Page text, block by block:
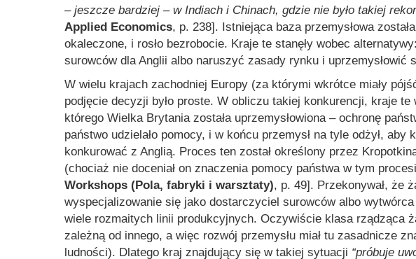
– jeszcze bardziej – w Indiach i Chinach, gdzie nie było takiej
Applied Economics, p. 238]. Istniejąca baza przemysłowa
okaleczone, i rosło bezrobocie. Kraje te stanęły wobec
surowców dla Anglii albo naruszyć zasady rynku i uprzemysłowić
W wielu krajach zachodniej Europy (za którymi wkrótce miały
podjęcie decyzji było proste. W obliczu takiej konkurencji, kraje
którego Wielka Brytania została uprzemysłowiona – ochronę
państwo udzielało pomocy, i w końcu przemysł na tyle odżył, aby
konkurować z Anglią. Proces ten został określony przez
(chociaż nie doceniał on znaczenia pomocy państwa w tym
Workshops (Pola, fabryki i warsztaty), p. 49]. Przekonywał, że
wyspecjalizowanie się jako dostarczyciel surowców albo
wiele rozmaitych linii produkcyjnych. Oczywiście klasa rządząca
zależną od innego, a więc rozwój przemysłu miał tu zasadnicze
ludności). Dlatego kraj znajdujący się w takiej sytuacji “próbuje